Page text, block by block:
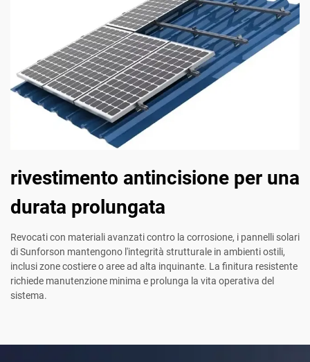
rivestimento antincisione per una
durata prolungata
Revocati con materiali avanzati contro la corrosione, i pannelli solari
di Sunforson mantengono l'integrità strutturale in ambienti ostili,
inclusi zone costiere o aree ad alta inquinante. La finitura resistente
richiede manutenzione minima e prolunga la vita operativa del
sistema.